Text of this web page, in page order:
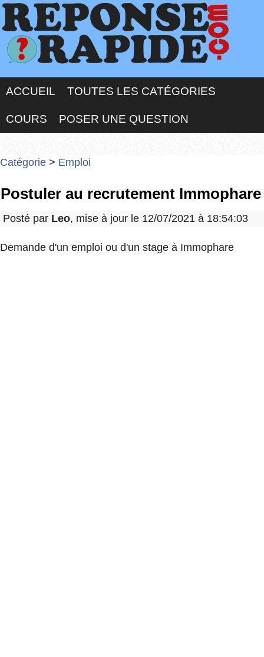
ACCUEIL TOUTES LES CATÉGORIES
COURS POSER UNE QUESTION
Catégorie > Emploi
Postuler au recrutement Immophare
Posté par Leo, mise à jour le 12/07/2021 à 18:54:03
Demande d'un emploi ou d'un stage à Immophare